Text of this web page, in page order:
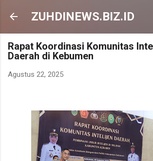
Langsung ke konten utama
ZUHDINEWS.BIZ.ID
Rapat Koordinasi Komunitas
Daerah di Kebumen
Agustus 22, 2025